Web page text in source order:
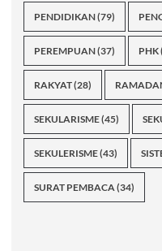
PENDIDIKAN(79)
PEREMPUAN(37) PHK
RAKYAT(28)
SEKULARISME(45)
SEKULERISME(43)
SURAT PEMBACA(34)